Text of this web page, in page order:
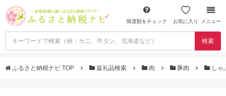
限度額をチェック お気に入り メニュー
検索
ふるさと納税ナビ TOP 返礼品検索 肉 豚肉 しゃ